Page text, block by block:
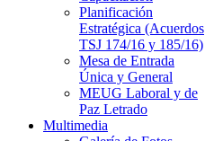
Planificación
Estratégica (Acuerdos
TSJ 174/16 y 185/16)
Mesa de Entrada
Única y General
MEUG Laboral y de
Paz Letrado
Multimedia